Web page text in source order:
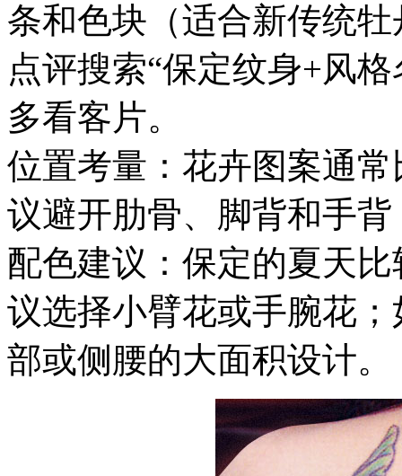
条和色块（适合新传统
点评搜索“保定纹身+风
多看客片。
位置考量：花卉图案通
议避开肋骨、脚背和手
配色建议：保定的夏天
议选择小臂花或手腕花
部或侧腰的大面积设计。